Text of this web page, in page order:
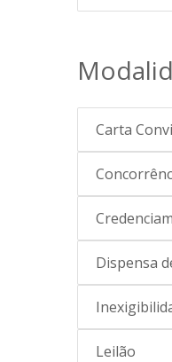
Carta
Dispensa
Leilão